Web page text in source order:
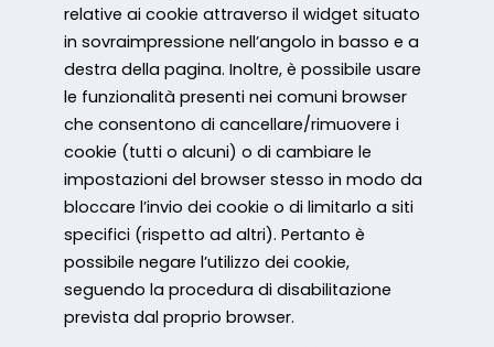
relative ai cookie attraverso il widget situato
in sovraimpressione nell’angolo in basso e a
destra della pagina. Inoltre, è possibile usare
le funzionalità presenti nei comuni browser
che consentono di cancellare/rimuovere i
cookie (tutti o alcuni) o di cambiare le
impostazioni del browser stesso in modo da
bloccare l’invio dei cookie o di limitarlo a siti
specifici (rispetto ad altri). Pertanto è
possibile negare l’utilizzo dei cookie,
seguendo la procedura di disabilitazione
prevista dal proprio browser.